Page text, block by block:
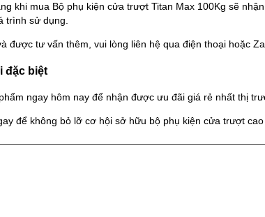
khi mua Bộ phụ kiện cửa trượt Titan Max 100Kg sẽ
trình sử dụng.
được tư vấn thêm, vui lòng liên hệ qua điện thoại hoặc
đặc biệt
ngay hôm nay để nhận được ưu đãi giá rẻ nhất thị
để không bỏ lỡ cơ hội sở hữu bộ phụ kiện cửa trượt